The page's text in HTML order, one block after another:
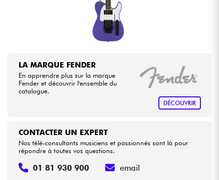
LA MARQUE FENDER
En apprendre plus sur la marque
Fender et découvrir l'ensemble du
catalogue.
DÉCOUVRIR
CONTACTER UN EXPERT
Nos télé-consultants musiciens et passionnés sont là pour
répondre à toutes vos questions.
01 81 930 900 email